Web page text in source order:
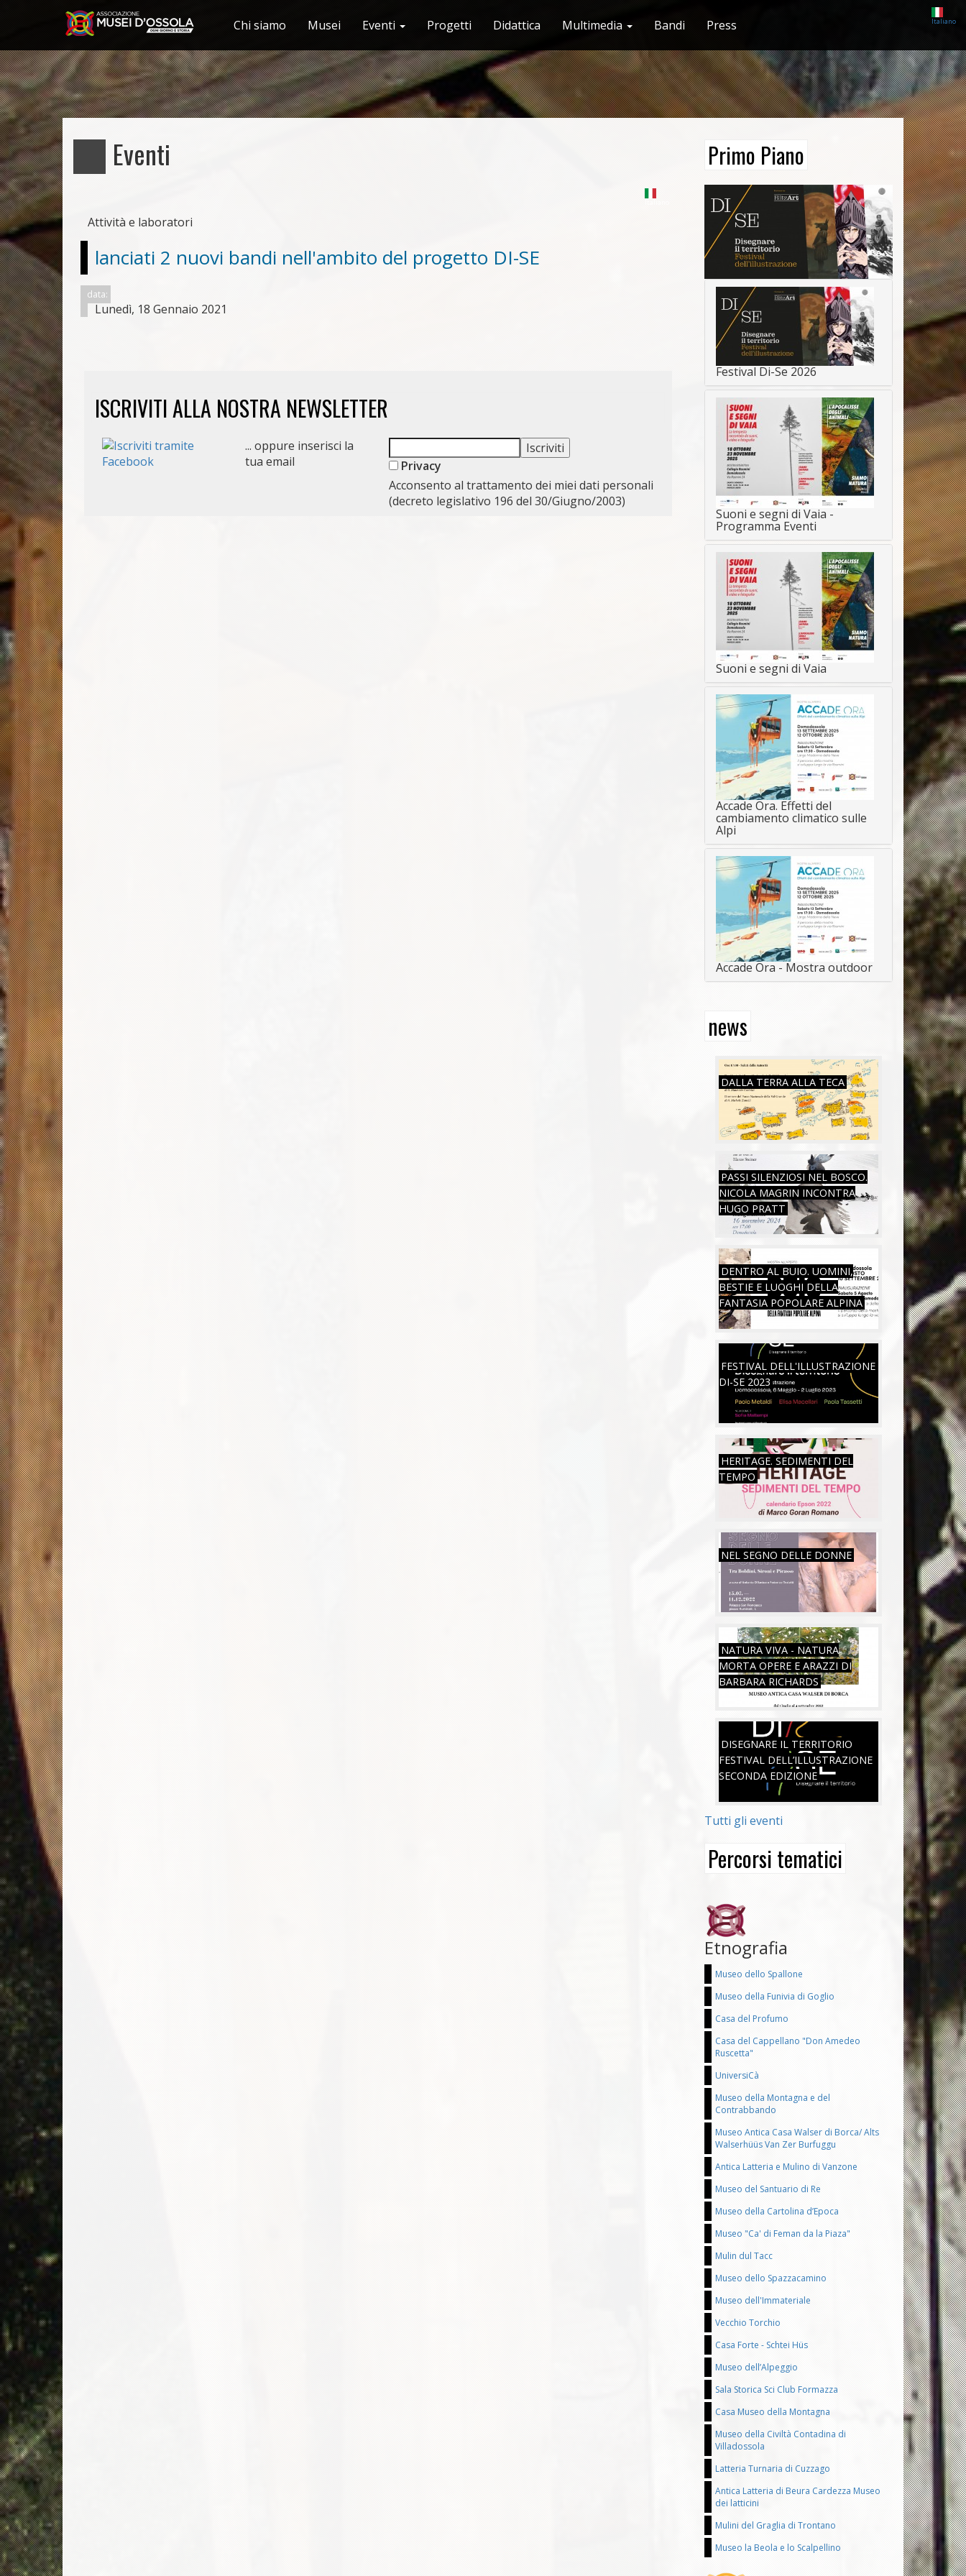
Salta
al
contenuto
principale
Chi siamo Musei Eventi Progetti Didattica Multimedia Bandi Press Italiano
Eventi
Attività e laboratori
lanciati 2 nuovi bandi nell'ambito del progetto DI-SE
data:
Lunedì, 18 Gennaio 2021
ISCRIVITI ALLA NOSTRA NEWSLETTER
... oppure inserisci la
tua email
Privacy
Acconsento al trattamento dei miei dati personali
(decreto legislativo 196 del 30/Giugno/2003)
Primo Piano
Festival Di-Se 2026
Suoni e segni di Vaia -
Programma Eventi
Suoni e segni di Vaia
Accade Ora. Effetti del
cambiamento climatico sulle
Alpi
Accade Ora - Mostra outdoor
news
DALLA TERRA ALLA TECA
SAB, 26/07/2025
PASSI SILENZIOSI NEL BOSCO.
NICOLA MAGRIN INCONTRA
HUGO PRATT
SAB, 16/11/2024
DENTRO AL BUIO. UOMINI,
BESTIE E LUOGHI DELLA
FANTASIA POPOLARE ALPINA
SAB, 05/08/2023
FESTIVAL DELL'ILLUSTRAZIONE
DI-SE 2023
SAB, 06/05/2023
HERITAGE. SEDIMENTI DEL
TEMPO
MAR, 26/07/2022
NEL SEGNO DELLE DONNE
VEN, 15/07/2022
NATURA VIVA - NATURA
MORTA OPERE E ARAZZI DI
BARBARA RICHARDS
VEN, 01/07/2022
DISEGNARE IL TERRITORIO
FESTIVAL DELL’ILLUSTRAZIONE
SECONDA EDIZIONE
SAB, 18/06/2022
Tutti gli eventi
Percorsi tematici
Etnografia
Museo dello Spallone
Museo della Funivia di Goglio
Casa del Profumo
Casa del Cappellano "Don Amedeo
Ruscetta"
UniversiCà
Museo della Montagna e del
Contrabbando
Museo Antica Casa Walser di Borca/ Alts
Walserhüüs Van Zer Burfuggu
Antica Latteria e Mulino di Vanzone
Museo del Santuario di Re
Museo della Cartolina d’Epoca
Museo "Ca' di Feman da la Piaza"
Mulin dul Tacc
Museo dello Spazzacamino
Museo dell'Immateriale
Vecchio Torchio
Casa Forte - Schtei Hüs
Museo dell’Alpeggio
Sala Storica Sci Club Formazza
Casa Museo della Montagna
Museo della Civiltà Contadina di
Villadossola
Latteria Turnaria di Cuzzago
Antica Latteria di Beura Cardezza Museo
dei latticini
Mulini del Graglia di Trontano
Museo la Beola e lo Scalpellino